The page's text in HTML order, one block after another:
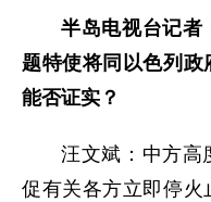
半岛电视台记者
题特使将同以色列政
能否证实？
汪文斌：中方高
促有关各方立即停